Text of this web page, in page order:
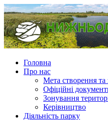
Головна
Про нас
Мета створення та
Офіційні
Зонування
Керівництво
Діяльність парку